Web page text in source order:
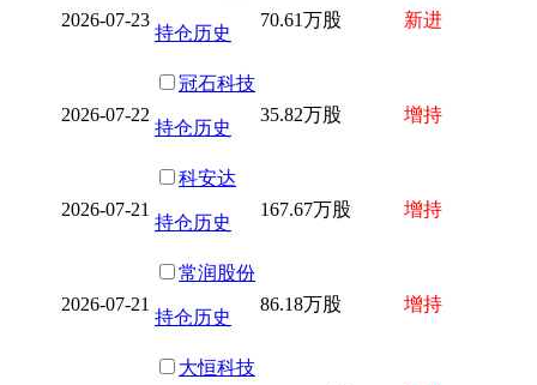
2026-07-23
持仓历史
70.61万股 新进
2026-07-22
冠石科技
持仓历史
35.82万股 增持
2026-07-21
科安达
持仓历史
167.67万股 增持
2026-07-21
常润股份
持仓历史
86.18万股 增持
大恒科技